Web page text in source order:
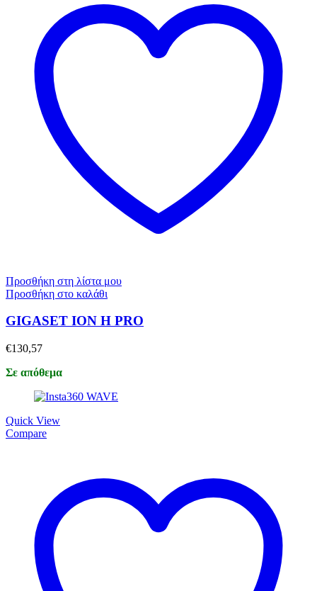
Προσθήκη στη λίστα μου
Προσθήκη στο καλάθι
GIGASET ION H PRO
€130,57
Σε απόθεμα
Quick View
Compare